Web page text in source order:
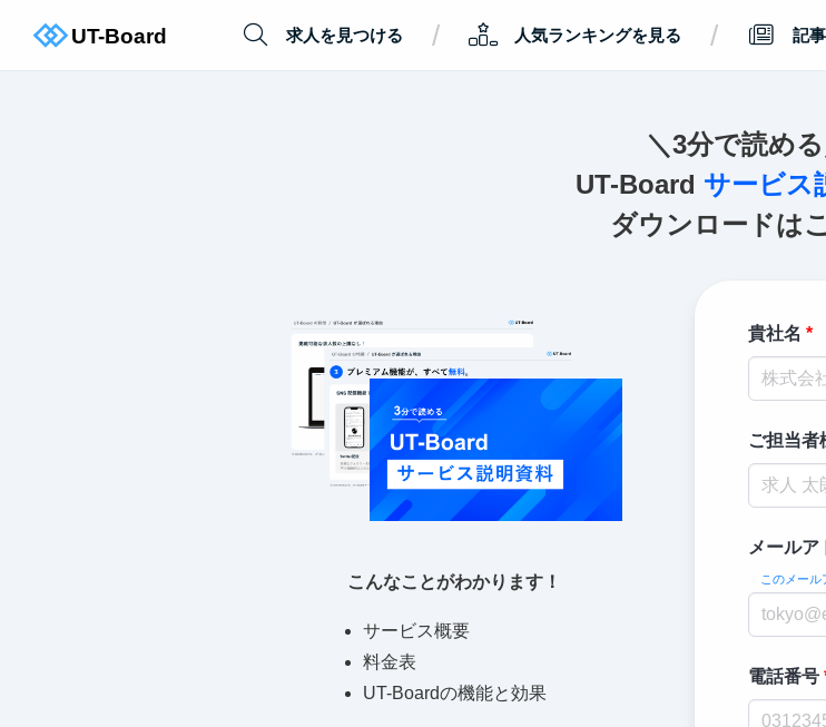
求人を見つける / 人気ランキングを見る / 記
＼3分で読め
UT-Board サービス
ダウンロードは
こんなことがわかります！
サービス概要
料金表
UT-Boardの機能と効果
貴社名
ご担当者
メールア
このメー
電話番号